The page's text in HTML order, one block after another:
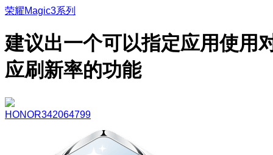
荣耀Magic3系列
建议出一个可以指定应用使用
应刷新率的功能
HONOR342064799